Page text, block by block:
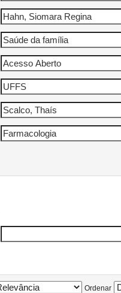
Ordenar